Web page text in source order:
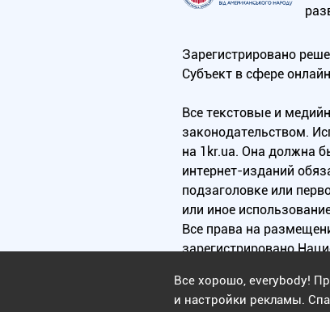
Зарегистрировано
Субъект в сфере
Все текстовые и
законодательством.
на 1kr.ua. Она должна
интернет-изданий
подзаголовке или
или иное
Все права на
зарегистрировано
Все хорошо, everybody!
и настройки рекламы.